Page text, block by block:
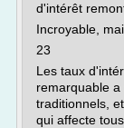
d'intérêt
Incroyable,
23
Les taux
remarquable
traditionnels,
qui affecte